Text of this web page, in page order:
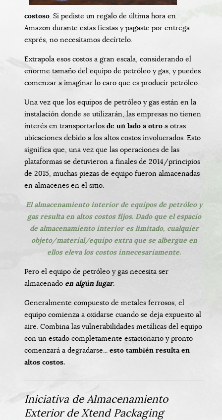
costoso. Si pediste un regalo de última hora en
Amazon durante estas fiestas y pagaste por entrega
exprés, no necesitamos decírtelo.
Extrapola esos costos a gran escala, considerando el
enorme tamaño del equipo de petróleo y gas, y puedes
comenzar a imaginar lo caro que es producir petróleo.
Una vez que los equipos de petróleo y gas están en la
instalación donde se utilizarán, las empresas no tienen
interés en transportarlos de un lado a otro a otras
ubicaciones debido a los altos costos involucrados. Esto
significa que, una vez que las operaciones de las
plataformas se detuvieron a finales de 2014/principios
de 2015, muchas piezas de equipo fueron almacenadas
en almacenes en el sitio.
El almacenamiento interior de equipos de petróleo y
gas resulta en altos costos fijos. Dado que el espacio
de almacenamiento interior es limitado, cualquier
objeto/material/equipo extra que se albergue en
ellos eleva los costos innecesariamente.
Pero el equipo de petróleo y gas necesita ser
almacenado en algún lugar.
Generalmente compuesto de metales ferrosos, el
equipo comienza a oxidarse cuando se deja expuesto al
aire. Combina las vulnerabilidades metálicas del equipo
con un estado completamente estacionario y pronto
comenzará a degradarse... esto también resulta en
altos costos.
Iniciativa de Almacenamiento
Exterior de Xtend Packaging